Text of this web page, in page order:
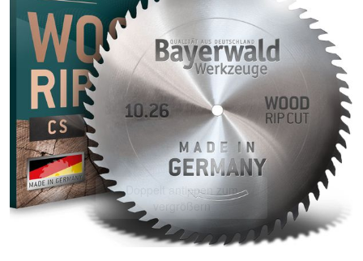
Doppelt antippen zum
vergrößern